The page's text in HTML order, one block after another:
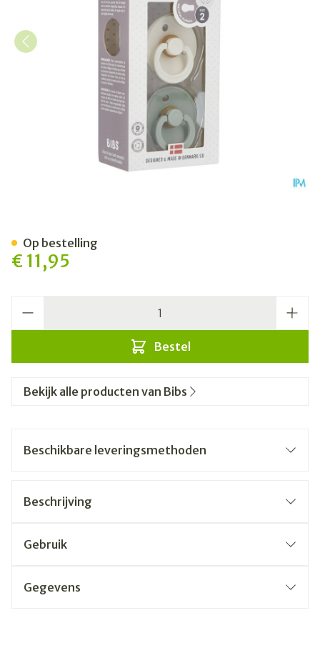
€ 11,95
Bestel
Op bestelling
Bekijk alle producten van Bibs
Beschikbare leveringsmethoden
Beschrijving
Gebruik
Gegevens